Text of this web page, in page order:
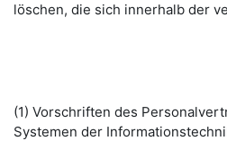
löschen, die sich innerhalb der
(1) Vorschriften des
Systemen der